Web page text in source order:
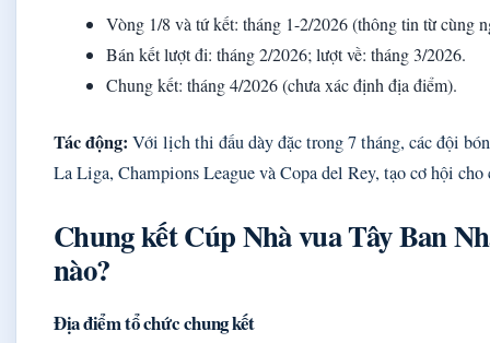
Vòng 1/8 và tứ kết: tháng 1-2/2026 (thông tin từ cùng
Bán kết lượt đi: tháng 2/2026; lượt về: tháng 3/2026.
Chung kết: tháng 4/2026 (chưa xác định địa điểm).
Tác động: Với lịch thi đấu dày đặc trong 7 tháng, các đội
La Liga, Champions League và Copa del Rey, tạo cơ hội
Chung kết Cúp Nhà vua Tây Ban
nào?
Địa điểm tổ chức chung kết